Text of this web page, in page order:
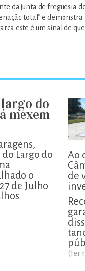
da junta de freguesia
total” e
este é um sinal de
do
mexem
Largo do
o
de Julho
Ao
de
(ler